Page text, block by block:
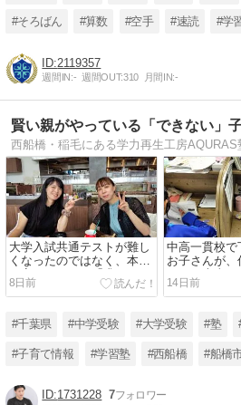
#そろばん #算数 #空手 #速読 #学
2119357
週間IN:- 週間OUT:310 月間IN:-
大学入試共通テストが難し
くなったのではなく、本当
に変わったのは「求められ
る学力」です。
8日前
中高一貫校で
お子さんが、
きない本当の
14日前
#千葉県 #中学受験 #大学受験 #塾
#子育て情報 #学習塾 #西船橋 #船橋
1731228 7